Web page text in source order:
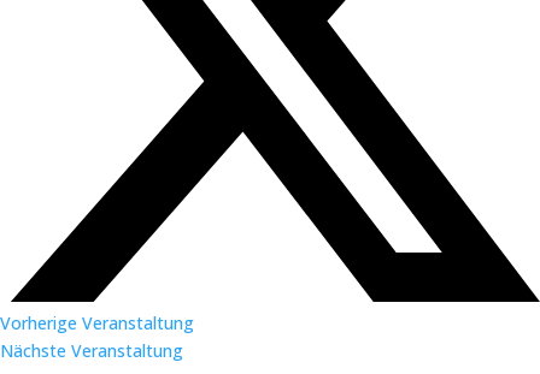
Vorherige Veranstaltung
Nächste Veranstaltung